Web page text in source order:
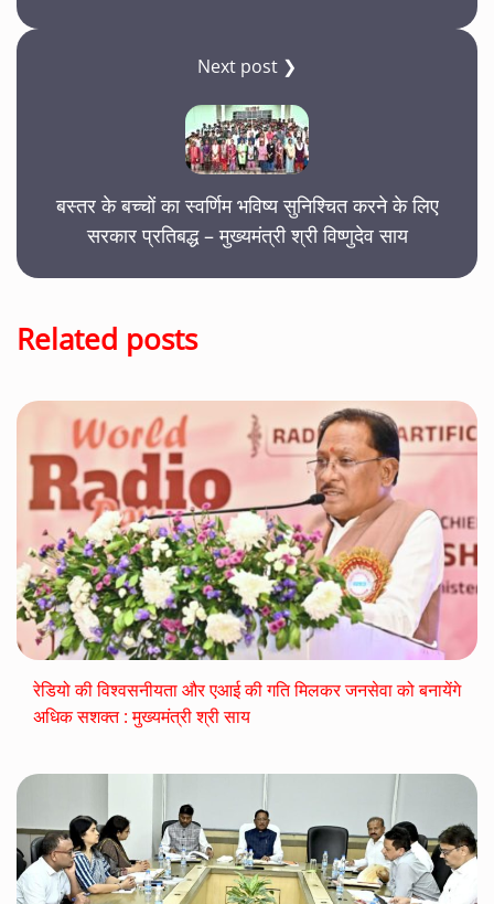
Next post ❯
बस्तर के बच्चों का स्वर्णिम भविष्य सुनिश्चित करने के लिए
सरकार प्रतिबद्ध – मुख्यमंत्री श्री विष्णुदेव साय
Related posts
रेडियो की विश्वसनीयता और एआई की गति मिलकर जनसेवा को बनायेंगे
अधिक सशक्त : मुख्यमंत्री श्री साय